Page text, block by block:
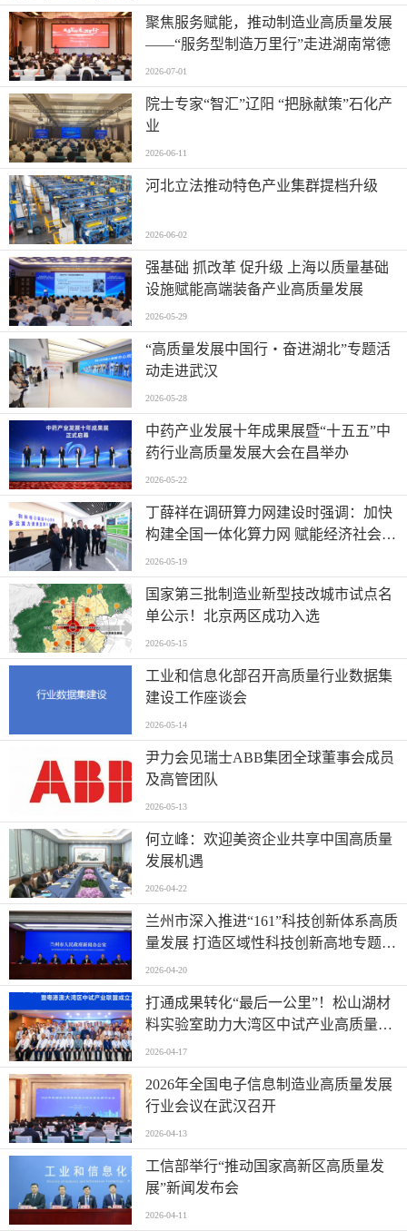
聚焦服务赋能，推动制造业高质量发展
——“服务型制造万里行”走进湖南常德
2026-07-01
院士专家“智汇”辽阳 “把脉献策”石化产
业
2026-06-11
河北立法推动特色产业集群提档升级
2026-06-02
强基础 抓改革 促升级 上海以质量基础
设施赋能高端装备产业高质量发展
2026-05-29
“高质量发展中国行・奋进湖北”专题活
动走进武汉
2026-05-28
中药产业发展十年成果展暨“十五五”中
药行业高质量发展大会在昌举办
2026-05-22
丁薛祥在调研算力网建设时强调：加快
构建全国一体化算力网 赋能经济社会高
质量发展
2026-05-19
国家第三批制造业新型技改城市试点名
单公示！北京两区成功入选
2026-05-15
工业和信息化部召开高质量行业数据集
建设工作座谈会
2026-05-14
尹力会见瑞士ABB集团全球董事会成员
及高管团队
2026-05-13
何立峰：欢迎美资企业共享中国高质量
发展机遇
2026-04-22
兰州市深入推进“161”科技创新体系高质
量发展 打造区域性科技创新高地专题新
闻发布会实录（文+图）
2026-04-20
打通成果转化“最后一公里”！松山湖材
料实验室助力大湾区中试产业高质量发
展
2026-04-17
2026年全国电子信息制造业高质量发展
行业会议在武汉召开
2026-04-13
工信部举行“推动国家高新区高质量发
展”新闻发布会
2026-04-11